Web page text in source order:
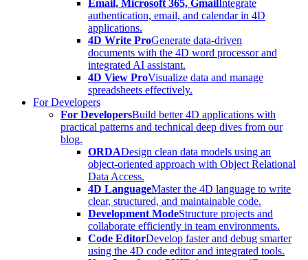
Email, Microsoft 365, GmailIntegrate
authentication, email, and calendar in 4D
applications.
4D Write ProGenerate data-driven
documents with the 4D word processor and
integrated AI assistant.
4D View ProVisualize data and manage
spreadsheets effectively.
For Developers
For DevelopersBuild better 4D applications with
practical patterns and technical deep dives from our
blog.
ORDADesign clean data models using an
object-oriented approach with Object Relational
Data Access.
4D LanguageMaster the 4D language to write
clear, structured, and maintainable code.
Development ModeStructure projects and
collaborate efficiently in team environments.
Code EditorDevelop faster and debug smarter
using the 4D code editor and integrated tools.